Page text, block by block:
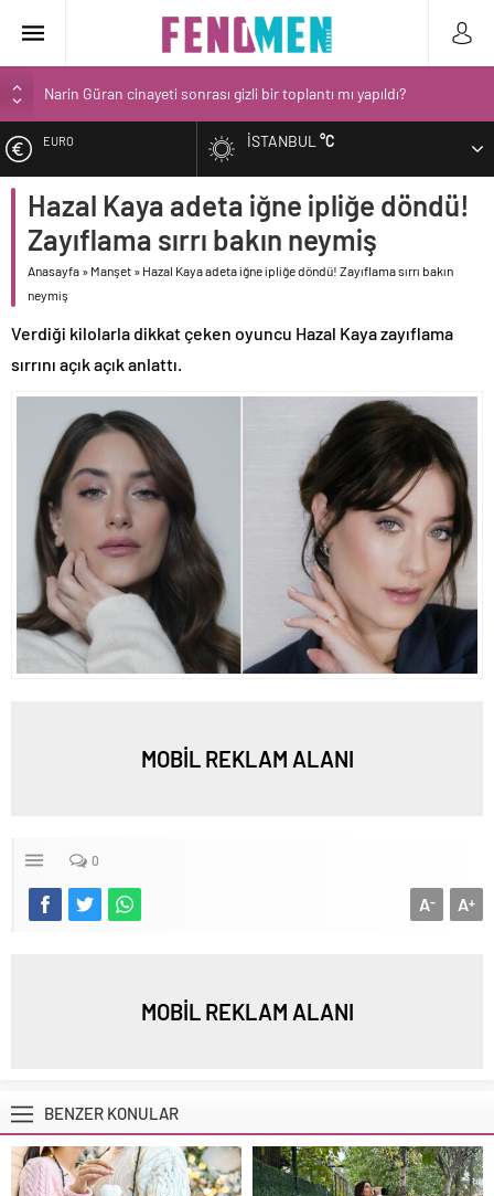
Narin Güran cinayeti sonrası gizli bir toplantı mı yapıldı?
Bilecik’te ilkokul öğrencileri yolda buldukları 16 bin lirayı zabıtaya
teslim etti
Narin’in babası Arif Güran ambulans ile hastaneye götürüldü
Spor salonu işletmecisinin 3 yaşındaki oğlunun gözü önünde
öldürülmesi kamerada
Narin Güran davasında 2. gün! Aramalarda bulunan kırmızı terlik
soruldu
EURO
ALTIN
BIST
DOLAR
İSTANBUL°C
Hazal Kaya adeta iğne ipliğe döndü!
Zayıflama sırrı bakın neymiş
Anasayfa » Manşet » Hazal Kaya adeta iğne ipliğe döndü! Zayıflama sırrı bakın
neymiş
Verdiği kilolarla dikkat çeken oyuncu Hazal Kaya zayıflama
sırrını açık açık anlattı.
MOBİL REKLAM ALANI
0
A+
A-
MOBİL REKLAM ALANI
BENZER KONULAR